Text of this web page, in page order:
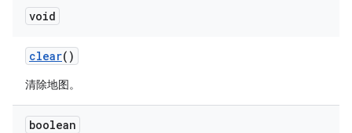
void
clear()
清除地图。
boolean